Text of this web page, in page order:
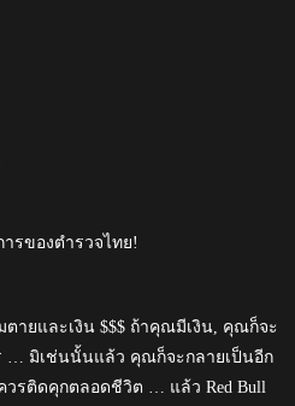
ารของตำรวจไทย!
ายและเงิน $$$ ถ้าคุณมีเงิน, คุณก็จะ
… มิเช่นนั้นแล้ว คุณก็จะกลายเป็นอีก
รติดคุกตลอดชีวิต … แล้ว Red Bull